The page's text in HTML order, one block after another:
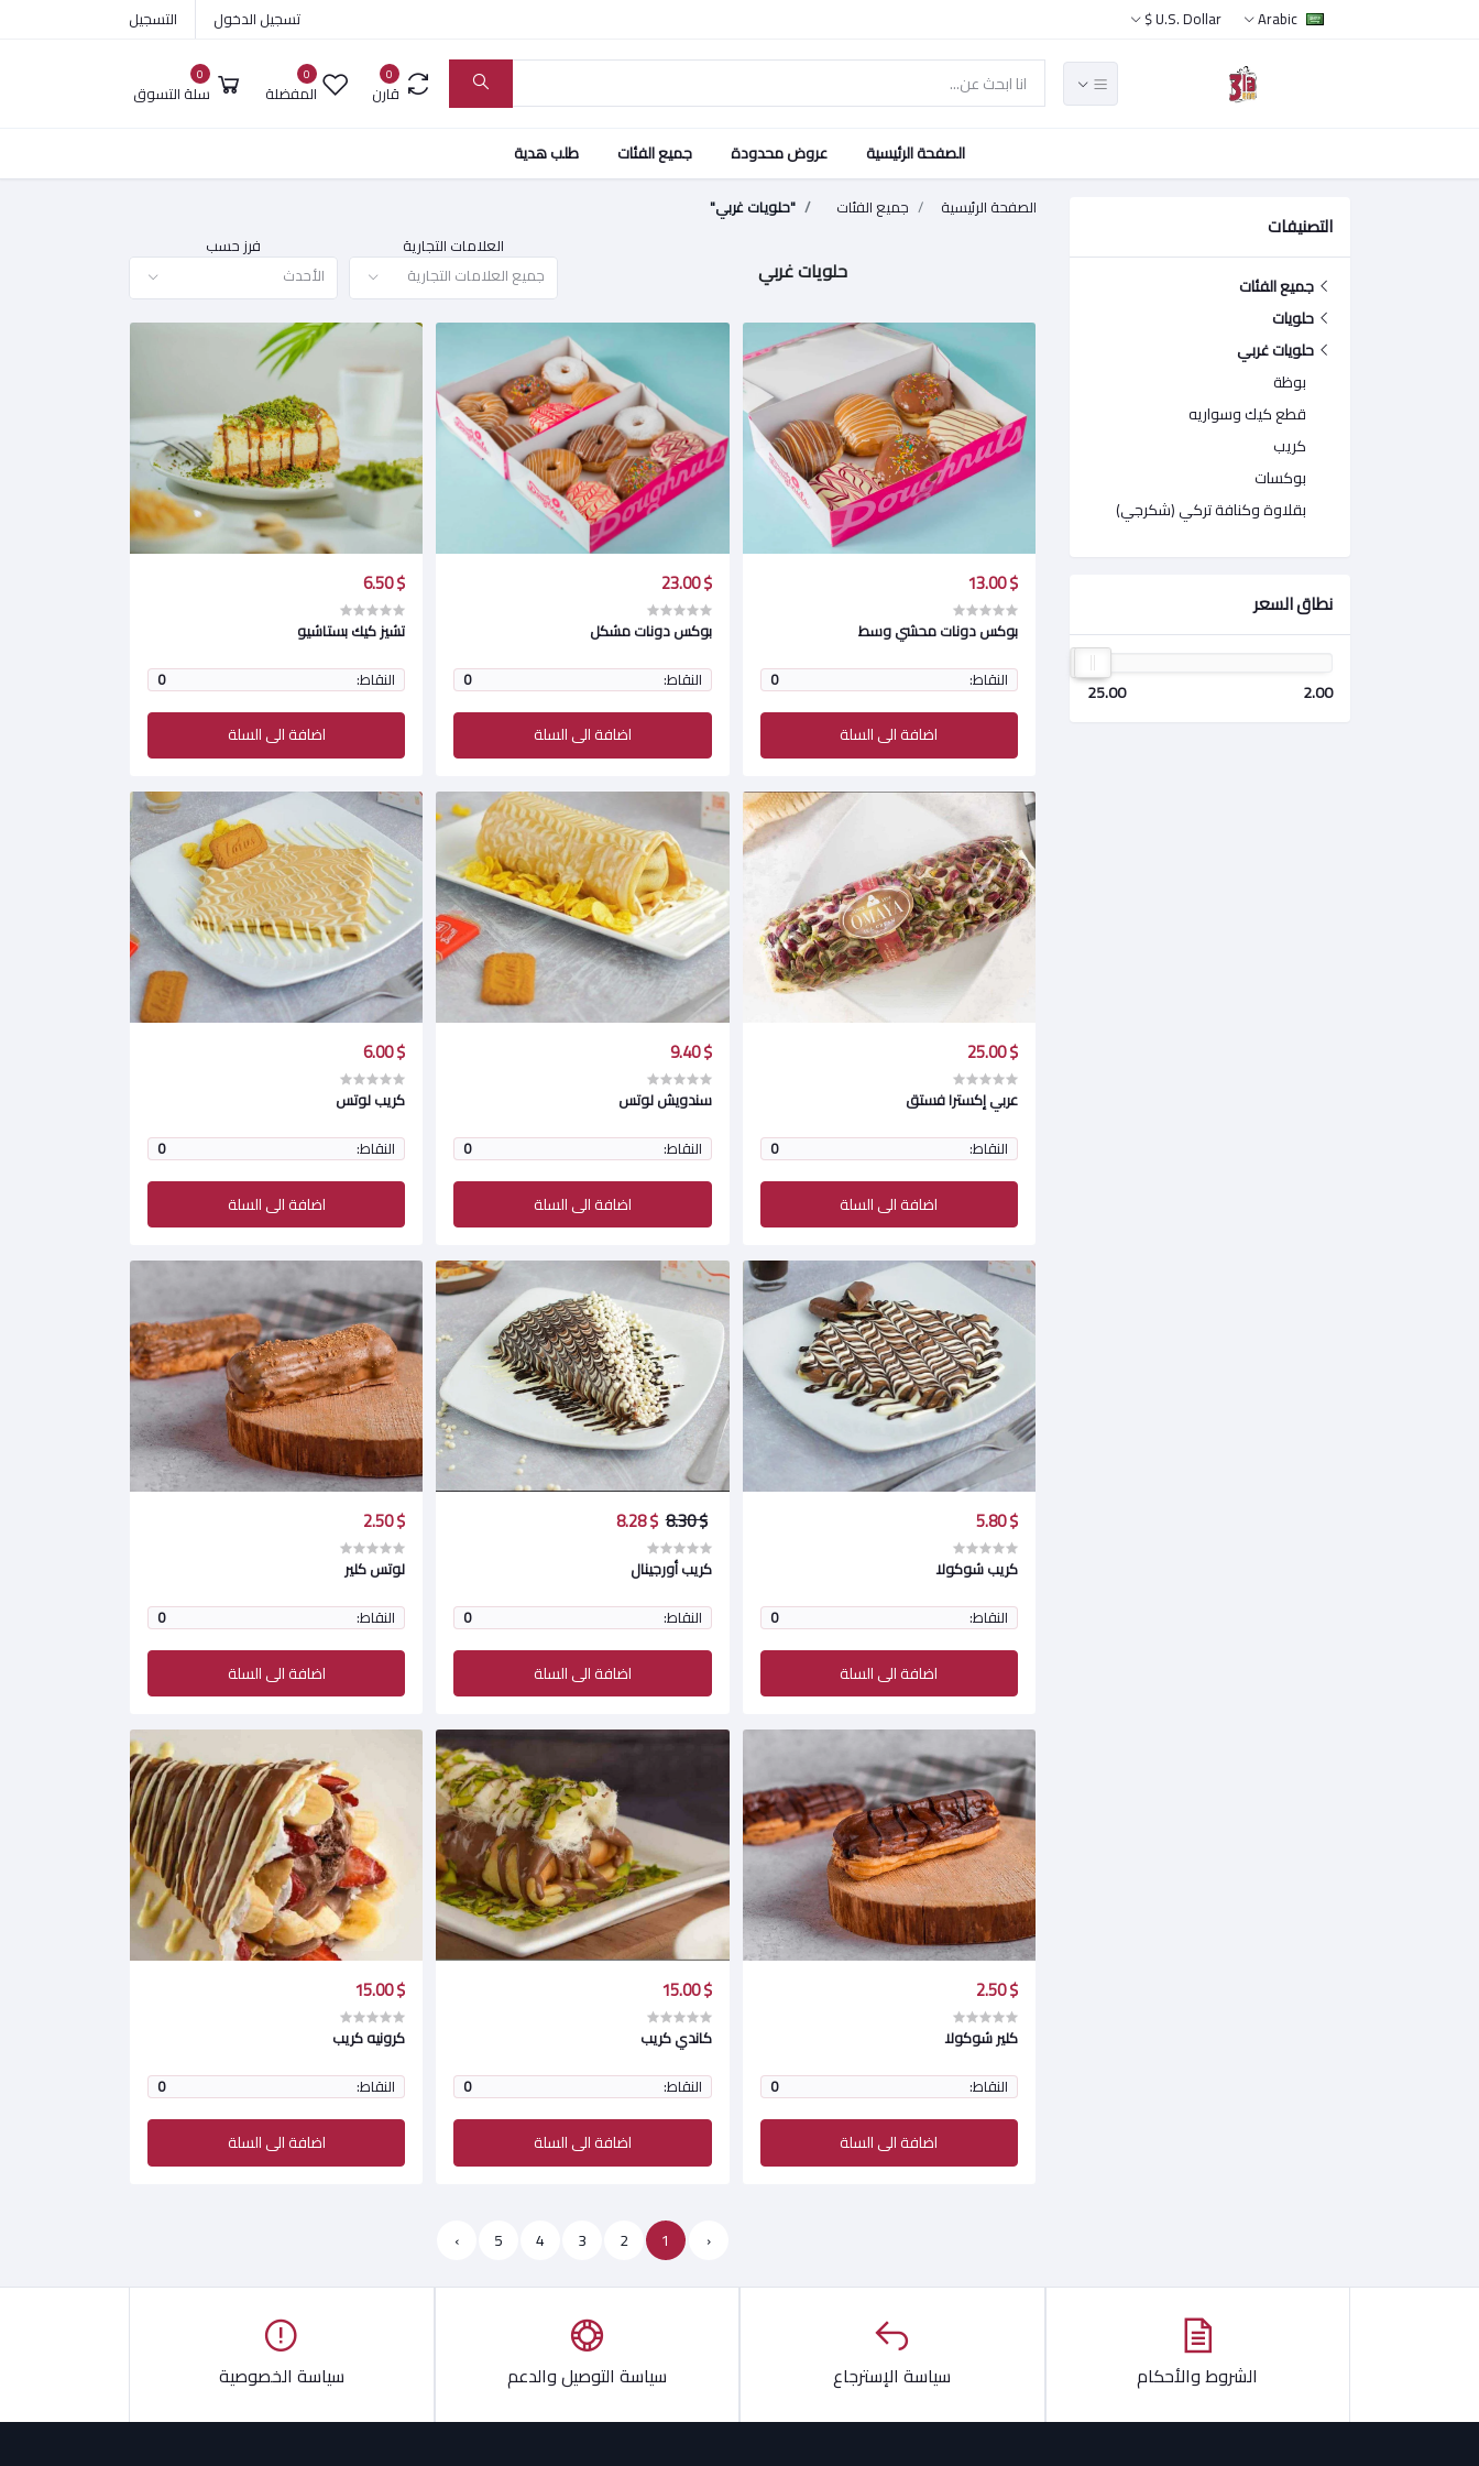
Arabic
U.S. Dollar $ تسجيل الدخول التسجيل
0
قارن
0
المفضلة
0
سلة التسوق
الصفحة الرئيسية عروض محدودة جميع الفئات طلب هدية
التصنيفات
جميع الفئات
حلويات
حلويات غربي
بوظة
قطع كيك وسواريه
كريب
بوكسات
بقلاوة وكنافة تركي (شكرجي)
نطاق السعر
2.00
25.00
الصفحة الرئيسية جميع الفئات "حلويات غربي"
حلويات غربي
العلامات التجارية
جميع العلامات التجارية
فرز حسب
الأحدث
$ 13.00
بوكس دونات محشي وسط
النقاط:
0
اضافة الى السلة
$ 23.00
بوكس دونات مشكل
النقاط:
0
اضافة الى السلة
$ 6.50
تشيز كيك بستاشيو
النقاط:
0
اضافة الى السلة
$ 25.00
عربي إكسترا فستق
النقاط:
0
اضافة الى السلة
$ 9.40
سندويش لوتس
النقاط:
0
اضافة الى السلة
$ 6.00
كريب لوتس
النقاط:
0
اضافة الى السلة
$ 5.80
كريب شوكولا
النقاط:
0
اضافة الى السلة
$ 8.30
$ 8.28
كريب أورجينال
النقاط:
0
اضافة الى السلة
$ 2.50
لوتس كلير
النقاط:
0
اضافة الى السلة
$ 2.50
كلير شوكولا
النقاط:
0
اضافة الى السلة
$ 15.00
كاندي كريب
النقاط:
0
اضافة الى السلة
$ 15.00
كرونيه كريب
النقاط:
0
اضافة الى السلة
‹
1
2
3
4
5
›
الشروط والأحكام سياسة الإسترجاع سياسة التوصيل والدعم سياسة الخصوصية